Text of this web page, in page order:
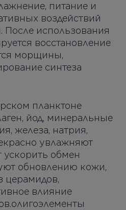
питание и
воздействий
использования
восстановление
морщины,
синтеза
планктоне
йод, минеральные
железа, натрия,
увлажняют
ускорить обмен
обновлению кожи,
церамидов,
влияние